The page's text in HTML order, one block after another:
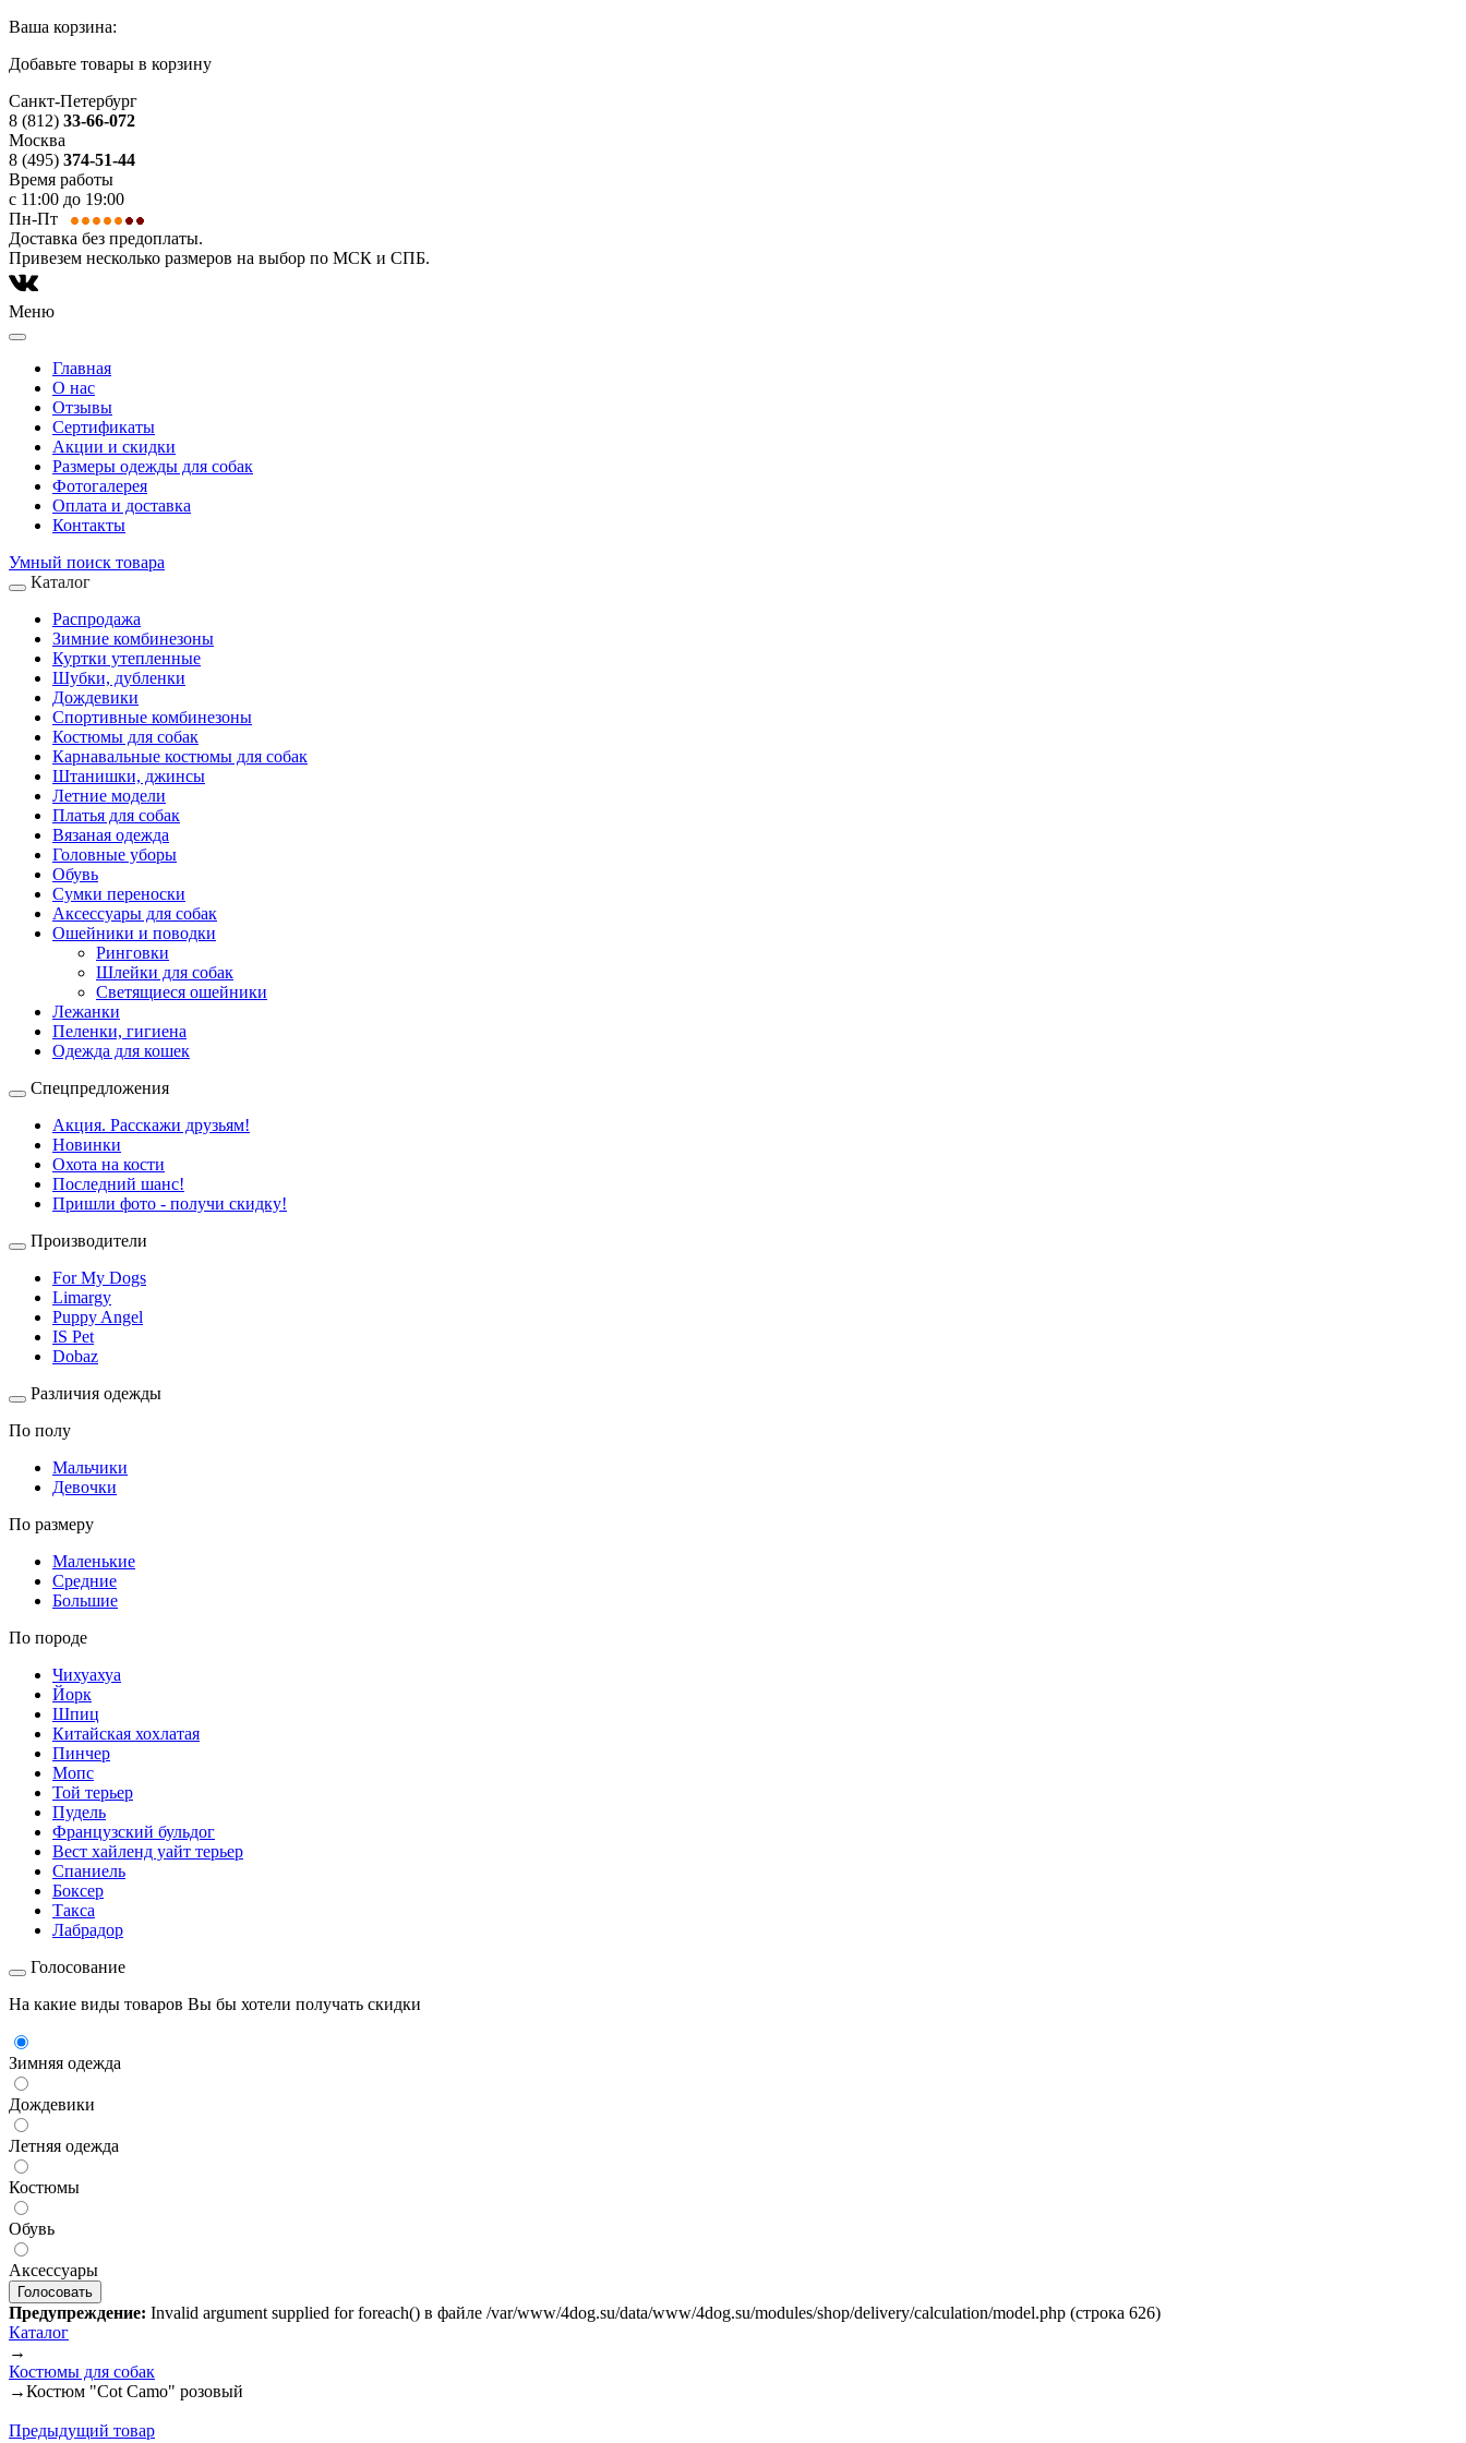
Ваша корзина:
Добавьте товары в корзину
Санкт-Петербург
8 (812) 33-66-072
Москва
8 (495) 374-51-44
Время работы
с 11:00 до 19:00
Пн-Пт
Доставка без предоплаты.
Привезем несколько размеров на выбор по МСК и СПБ.
Меню
Главная
О нас
Отзывы
Сертификаты
Акции и скидки
Размеры одежды для собак
Фотогалерея
Оплата и доставка
Контакты
Умный поиск товара
Каталог
Распродажа
Зимние комбинезоны
Куртки утепленные
Шубки, дубленки
Дождевики
Спортивные комбинезоны
Костюмы для собак
Карнавальные костюмы для собак
Штанишки, джинсы
Летние модели
Платья для собак
Вязаная одежда
Головные уборы
Обувь
Сумки переноски
Аксессуары для собак
Ошейники и поводки
Ринговки
Шлейки для собак
Светящиеся ошейники
Лежанки
Пеленки, гигиена
Одежда для кошек
Спецпредложения
Акция. Расскажи друзьям!
Новинки
Охота на кости
Последний шанс!
Пришли фото - получи скидку!
Производители
For My Dogs
Limargy
Puppy Angel
IS Pet
Dobaz
Различия одежды
По полу
Мальчики
Девочки
По размеру
Маленькие
Средние
Большие
По породе
Чихуахуа
Йорк
Шпиц
Китайская хохлатая
Пинчер
Мопс
Той терьер
Пудель
Французский бульдог
Вест хайленд уайт терьер
Спаниель
Боксер
Такса
Лабрадор
Голосование
На какие виды товаров Вы бы хотели получать скидки
Зимняя одежда
Дождевики
Летняя одежда
Костюмы
Обувь
Аксессуары
Предупреждение: Invalid argument supplied for foreach() в файле /var/www/4dog.su/data/www/4dog.su/modules/shop/delivery/calculation/model.php (строка 626)
Каталог
→
Костюмы для собак
→Костюм "Cot Camo" розовый
Предыдущий товар